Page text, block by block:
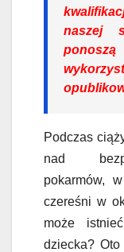
naszej
Podczas
nad
pokarmów,
czereśni w
może
dziecka? Oto